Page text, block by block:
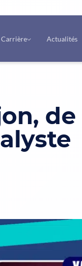
Carrière Actualités
de